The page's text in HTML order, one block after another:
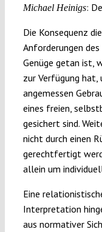
Michael Heinigs:
Die Konsequenz
Anforderungen
Genüge getan ist,
zur Verfügung hat,
angemessen
eines freien,
gesichert sind.
nicht durch einen
gerechtfertigt
allein um
Eine
Interpretation
aus normativer